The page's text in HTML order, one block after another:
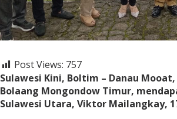
u
D
a
m
g
i
W
a
Post Views: 757
Sulawesi Kini, Boltim – Danau
Bolaang Mongondow Timur,
Sulawesi Utara, Viktor Mailangkay,